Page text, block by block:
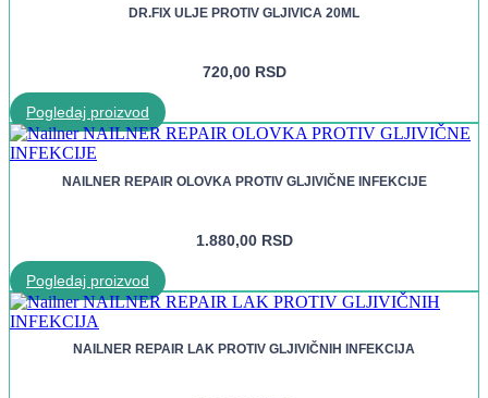
DR.FIX ULJE PROTIV GLJIVICA 20ML
720,00 RSD
Pogledaj proizvod
NAILNER REPAIR OLOVKA PROTIV GLJIVIČNE INFEKCIJE
1.880,00 RSD
Pogledaj proizvod
NAILNER REPAIR LAK PROTIV GLJIVIČNIH INFEKCIJA